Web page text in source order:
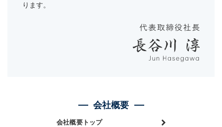
ります。
会社概要
会社概要トップ